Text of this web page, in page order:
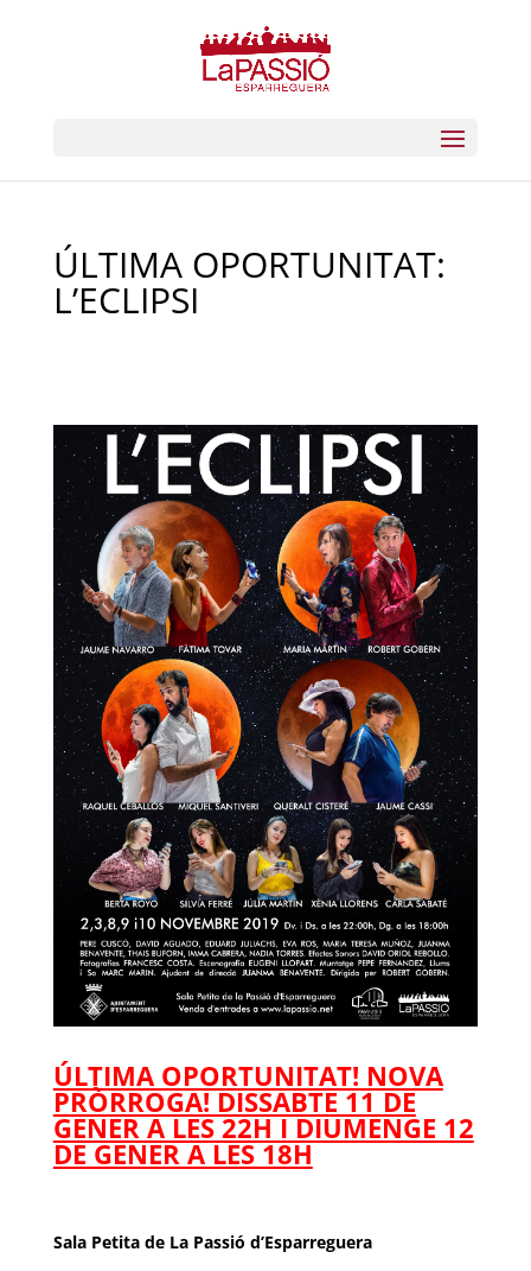
ÚLTIMA OPORTUNITAT:
L’ECLIPSI
ÚLTIMA OPORTUNITAT! NOVA
PRÒRROGA! DISSABTE 11 DE
GENER A LES 22H I DIUMENGE 12
DE GENER A LES 18H
Sala Petita de La Passió d’Esparreguera